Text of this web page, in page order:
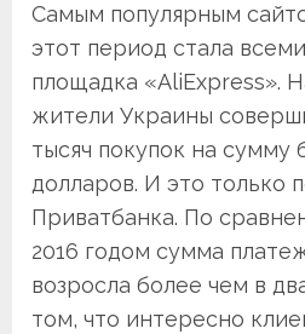
Самым популярным
этот период стала
площадка «AliExpress».
жители Украины
тысяч покупок на сумму
долларов. И это только
Приватбанка. По
2016 годом сумма
возросла более чем в
том, что интересно